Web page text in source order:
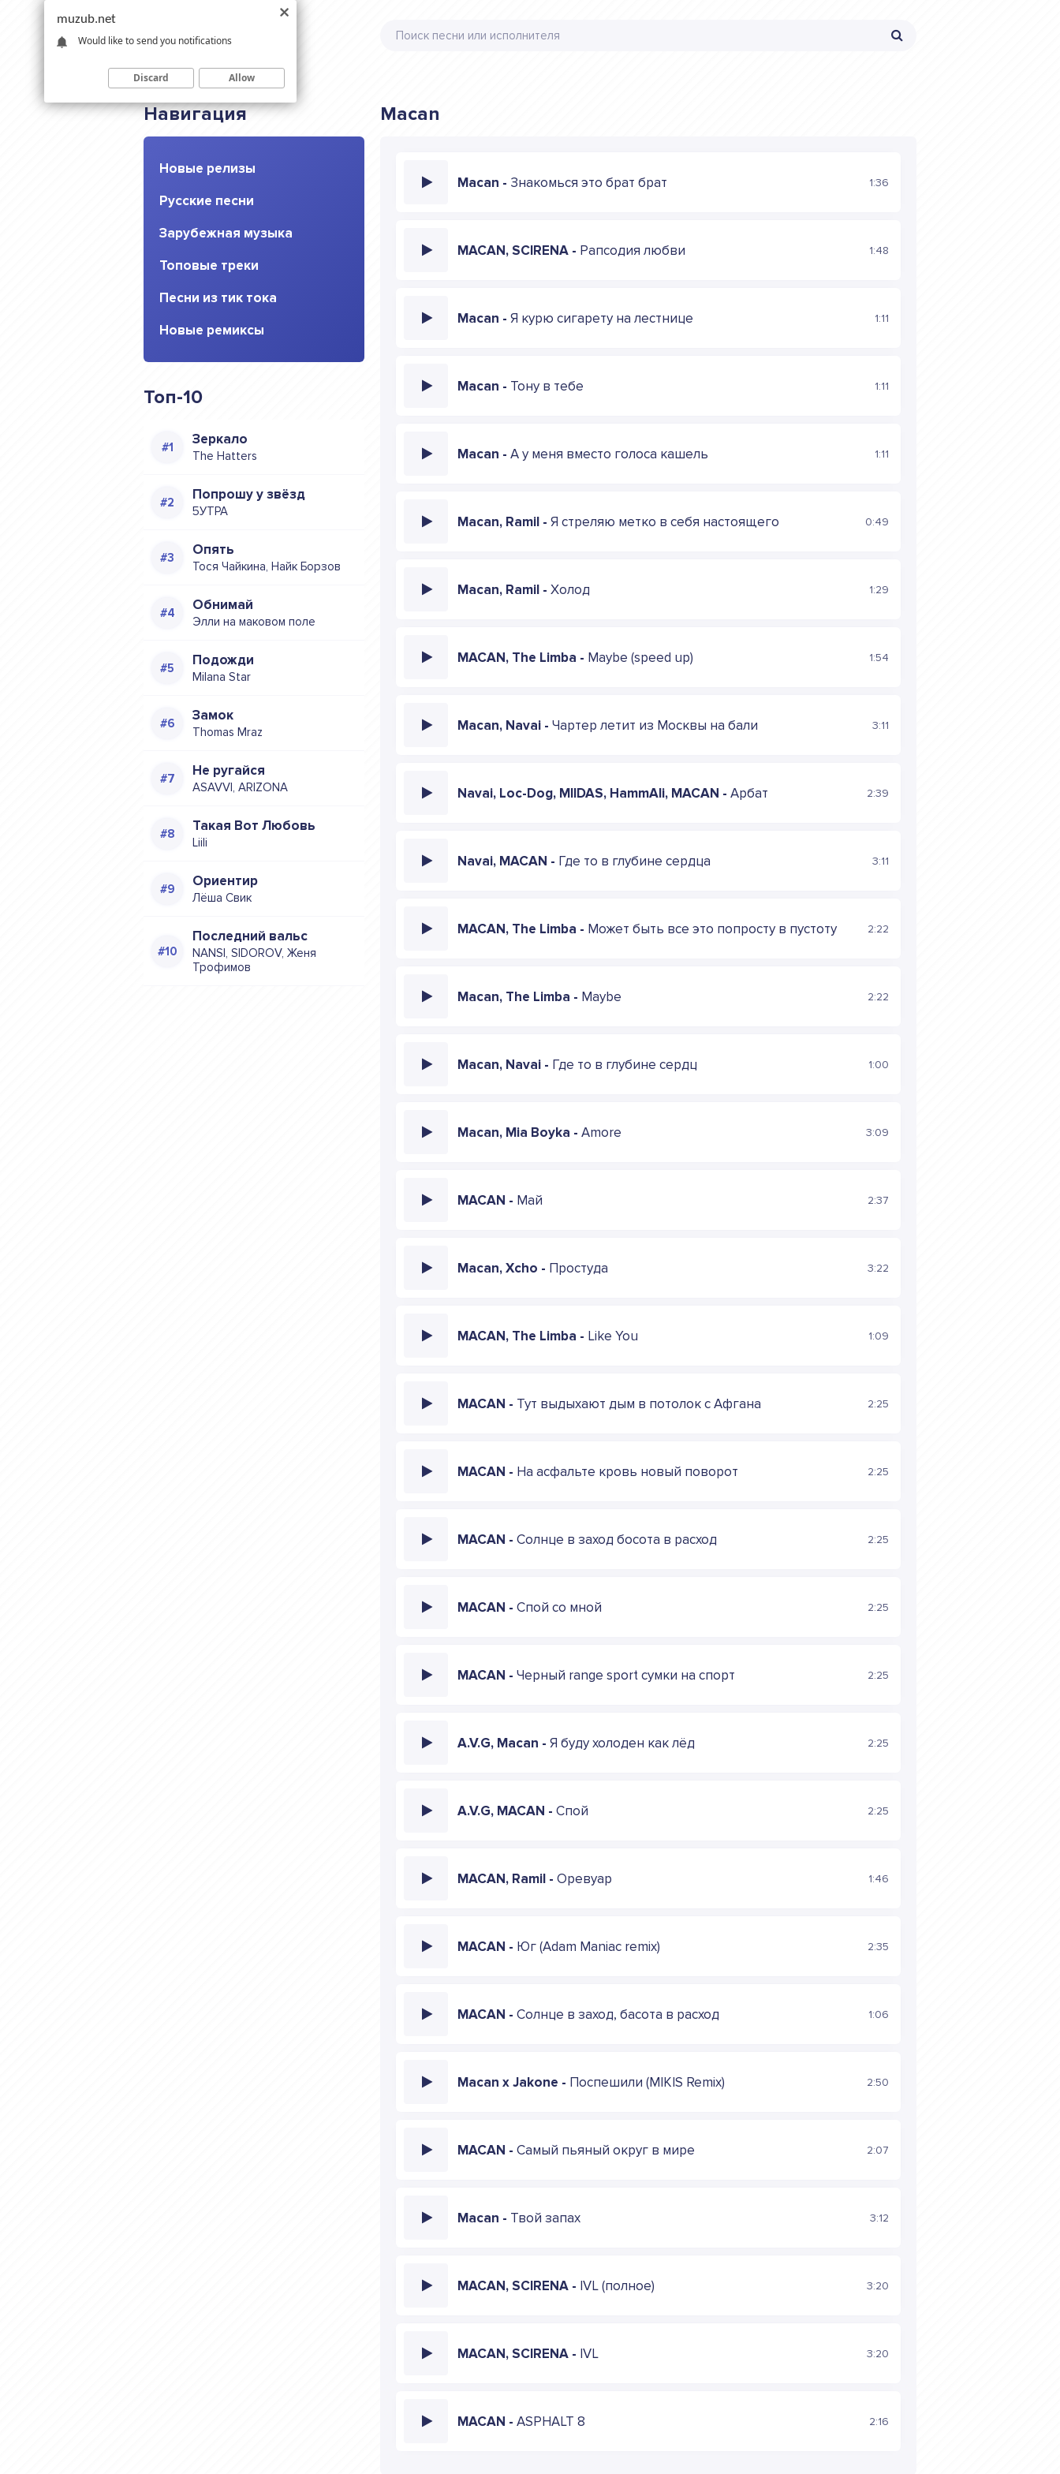
Навигация
Новые релизы
Русские песни
Зарубежная музыка
Топовые треки
Песни из тик тока
Новые ремиксы
Топ-10
Зеркало
The Hatters
Попрошу у звёзд
5УТРА
Опять
Тося Чайкина, Найк Борзов
Обнимай
Элли на маковом поле
Подожди
Milana Star
Замок
Thomas Mraz
Не ругайся
ASAVVI, ARIZONA
Такая Вот Любовь
Liili
Ориентир
Лёша Свик
Последний вальс
NANSI, SIDOROV, Женя
Трофимов
Macan
Macan - Знакомься это брат брат 1:36
MACAN, SCIRENA - Рапсодия любви 1:48
Macan - Я курю сигарету на лестнице 1:11
Macan - Тону в тебе 1:11
Macan - А у меня вместо голоса кашель 1:11
Macan, Ramil - Я стреляю метко в себя настоящего 0:49
Macan, Ramil - Холод 1:29
MACAN, The Limba - Maybe (speed up) 1:54
Macan, Navai - Чартер летит из Москвы на бали 3:11
Navai, Loc-Dog, MIIDAS, HammAli, MACAN - Арбат 2:39
Navai, MACAN - Где то в глубине сердца 3:11
MACAN, The Limba - Может быть все это попросту в пустоту 2:22
Macan, The Limba - Maybe 2:22
Macan, Navai - Где то в глубине сердц 1:00
Macan, Mia Boyka - Amore 3:09
MACAN - Май 2:37
Macan, Xcho - Простуда 3:22
MACAN, The Limba - Like You 1:09
MACAN - Тут выдыхают дым в потолок с Афгана 2:25
MACAN - На асфальте кровь новый поворот 2:25
MACAN - Солнце в заход босота в расход 2:25
MACAN - Спой со мной 2:25
MACAN - Черный range sport cумки на спорт 2:25
A.V.G, Macan - Я буду холоден как лёд 2:25
A.V.G, MACAN - Спой 2:25
MACAN, Ramil - Оревуар 1:46
MACAN - Юг (Adam Maniac remix) 2:35
MACAN - Солнце в заход, басота в расход 1:06
Macan x Jakone - Поспешили (MIKIS Remix) 2:50
MACAN - Самый пьяный округ в мире 2:07
Macan - Твой запах 3:12
MACAN, SCIRENA - IVL (полное) 3:20
MACAN, SCIRENA - IVL 3:20
MACAN - ASPHALT 8 2:16
muzub.net
Would like to send you notifications
Discard Allow